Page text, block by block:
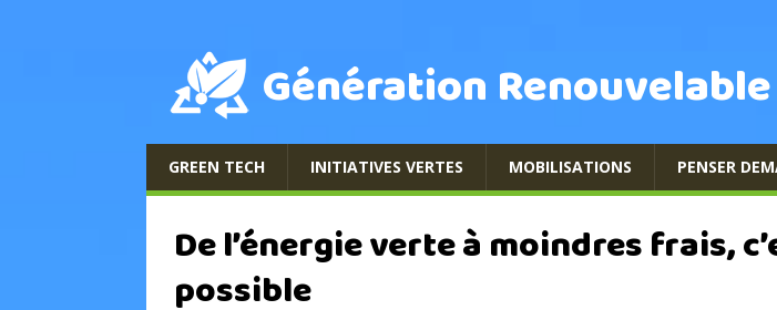
Génération Renouvelable
GREEN TECH INITIATIVES VERTES MOBILISATIONS PENSER
De l’énergie verte à moindres frais,
possible